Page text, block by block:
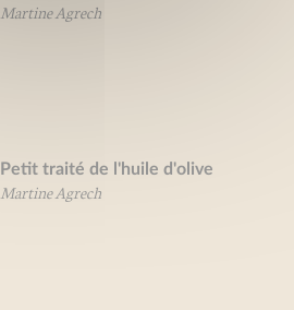
Martine Agrech
Petit traité de l'huile d'olive
Martine Agrech